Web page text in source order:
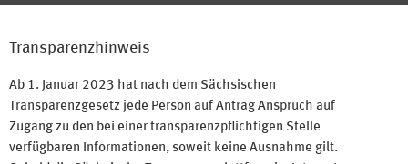
Transparenzhinweis
Ab 1. Januar 2023 hat nach dem Sächsischen
Transparenzgesetz jede Person auf Antrag Anspruch auf
Zugang zu den bei einer transparenzpflichtigen Stelle
verfügbaren Informationen, soweit keine Ausnahme gilt.